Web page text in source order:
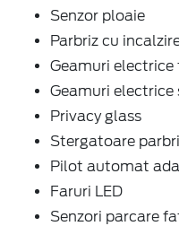
Senzor ploaie
Parbriz cu
Geamuri electrice
Geamuri electrice
Privacy glass
Stergatoare
Pilot automat
Faruri LED
Senzori parcare